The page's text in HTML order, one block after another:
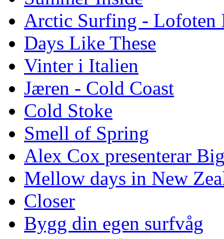
Arctic Surfing - Lofoten
Days Like These
Vinter i Italien
Jæren - Cold Coast
Cold Stoke
Smell of Spring
Alex Cox presenterar
Mellow days in New
Closer
Bygg din egen surfvåg